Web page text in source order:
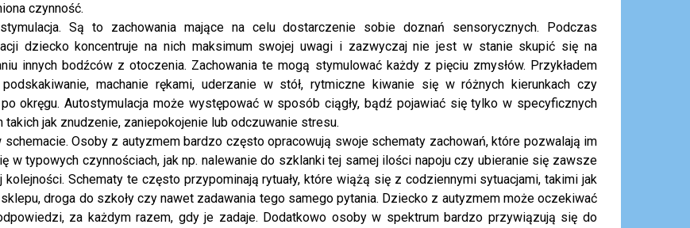
czynność.
Są to zachowania mające na celu dostarczenie sobie doznań sensorycznych. Podczas
dziecko koncentruje na nich maksimum swojej uwagi i zazwyczaj nie jest w stanie skupić się na
innych bodźców z otoczenia. Zachowania te mogą stymulować każdy z pięciu zmysłów. Przykładem
machanie rękami, uderzanie w stół, rytmiczne kiwanie się w różnych kierunkach czy
okręgu. Autostymulacja może występować w sposób ciągły, bądź pojawiać się tylko w specyficznych
takich jak znudzenie, zaniepokojenie lub odczuwanie stresu.
Osoby z autyzmem bardzo często opracowują swoje schematy zachowań, które pozwalają im
w typowych czynnościach, jak np. nalewanie do szklanki tej samej ilości napoju czy ubieranie się zawsze
kolejności. Schematy te często przypominają rytuały, które wiążą się z codziennymi sytuacjami, takimi jak
droga do szkoły czy nawet zadawania tego samego pytania. Dziecko z autyzmem może oczekiwać
za każdym razem, gdy je zadaje. Dodatkowo osoby w spektrum bardzo przywiązują się do